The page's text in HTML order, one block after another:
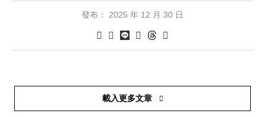
發布： 2025 年 12 月 30 日
載入更多文章